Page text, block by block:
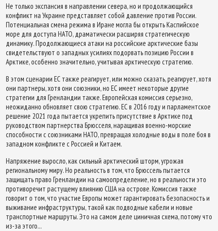
Не только экспансия в направлении севера, но и продолжающийся
конфликт на Украине представляет собой давление против России.
Потенциальная смена режима в Иране могла бы открыть Каспийское
море для доступа НАТО, драматически расширяя стратегическую
динамику. Продолжающиеся атаки на российские арктические базы
свидетельствуют о западных усилиях подорвать позицию России в
Арктике, особенно значительно, учитывая арктическую стратегию.
В этом сценарии ЕС также реагирует, или можно сказать, реагирует, хотя
они партнеры, хотя они союзники, но ЕС имеет некоторые другие
стратегии для Гренландии также. Европейская комиссия серьезно,
неожиданно обновляет свою стратегию. ЕС в 2016 году и парламентское
решение 2021 года пытается укрепить присутствие в Арктике под
руководством партнерства Брюсселя, наращивая военно-морские
способности с союзниками НАТО, превращая холодные воды в поле боя в
западном конфликте с Россией и Китаем.
Напряжение выросло, как сильный арктический шторм, угрожая
региональному миру. Но реальность в том, что Брюссель пытается
защищать право Гренландии на самоопределение, но в реальности это
противоречит растущему влиянию США на острове. Комиссия также
говорит о том, что участие Европы может гарантировать безопасность и
выживание инфраструктуры, такой как подводные кабели и новые
транспортные маршруты. Это на самом деле циничная схема, потому что
из-за этого...